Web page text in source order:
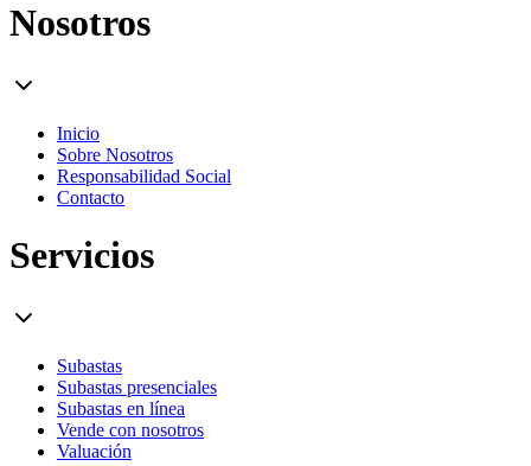
Nosotros
Inicio
Sobre Nosotros
Responsabilidad Social
Contacto
Servicios
Subastas
Subastas presenciales
Subastas en línea
Vende con nosotros
Valuación